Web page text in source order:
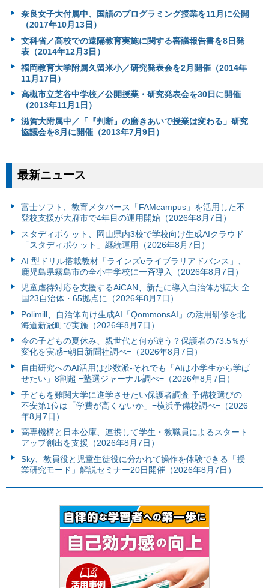
奈良女子大付属中、国語のプログラミング授業を11月に公開
（2017年10月13日）
文科省／高校での遠隔教育実施に関する審議報告書を8日発
表（2014年12月3日）
福岡教育大学附属久留米小／研究発表会を2月開催（2014年
11月17日）
高槻市立芝谷中学校／公開授業・研究発表会を30日に開催
（2013年11月1日）
滋賀大附属中／「『判断』の磨きあいで授業は変わる」研究
協議会を8月に開催（2013年7月9日）
最新ニュース
富⼠ソフト、教育メタバース「FAMcampus」を活用した不
登校支援が大府市で4年目の運用開始（2026年8月7日）
スタディポケット、岡山県内3校で学校向け生成AIクラウド
「スタディポケット」継続運用（2026年8月7日）
AI 型ドリル搭載教材「ラインズeライブラリアドバンス」、
鹿児島県霧島市の全小中学校に一斉導入（2026年8月7日）
児童虐待対応を支援するAiCAN、新たに導入自治体が拡大 全
国23自治体・65拠点に（2026年8月7日）
Polimill、自治体向け生成AI「QommonsAI」の活用研修を北
海道新冠町で実施（2026年8月7日）
今の子どもの夏休み、親世代と何が違う？保護者の73.5％が
変化を実感=朝日新聞社調べ=（2026年8月7日）
自由研究へのAI活用は少数派-それでも「AIは小学生から学ば
せたい」8割超 =塾選ジャーナル調べ=（2026年8月7日）
子どもを難関大学に進学させたい保護者調査 予備校選びの
不安第1位は「学費が高くないか」=横浜予備校調べ=（2026
年8月7日）
高専機構と日本公庫、連携して学生・教職員によるスタート
アップ創出を支援（2026年8月7日）
Sky、教員役と児童生徒役に分かれて操作を体験できる「授
業研究モード」解説セミナー20日開催（2026年8月7日）